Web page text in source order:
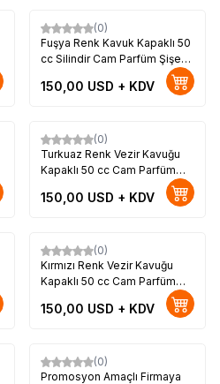
(0)
Fuşya Renk Kavuk Kapaklı 50
cc Silindir Cam Parfüm Şişesi
150,00 USD + KDV
(0)
Turkuaz Renk Vezir Kavuğu
Kapaklı 50 cc Cam Parfüm
150,00 USD + KDV
(0)
Kırmızı Renk Vezir Kavuğu
Kapaklı 50 cc Cam Parfüm
150,00 USD + KDV
(0)
Promosyon Amaçlı Firmaya